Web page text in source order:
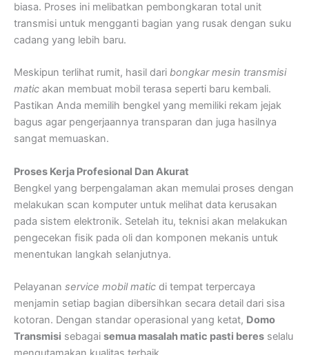
biasa. Proses ini melibatkan pembongkaran total unit
transmisi untuk mengganti bagian yang rusak dengan suku
cadang yang lebih baru.
Meskipun terlihat rumit, hasil dari bongkar mesin transmisi
matic akan membuat mobil terasa seperti baru kembali.
Pastikan Anda memilih bengkel yang memiliki rekam jejak
bagus agar pengerjaannya transparan dan juga hasilnya
sangat memuaskan.
Proses Kerja Profesional Dan Akurat
Bengkel yang berpengalaman akan memulai proses dengan
melakukan scan komputer untuk melihat data kerusakan
pada sistem elektronik. Setelah itu, teknisi akan melakukan
pengecekan fisik pada oli dan komponen mekanis untuk
menentukan langkah selanjutnya.
Pelayanan service mobil matic di tempat terpercaya
menjamin setiap bagian dibersihkan secara detail dari sisa
kotoran. Dengan standar operasional yang ketat, Domo
Transmisi sebagai semua masalah matic pasti beres selalu